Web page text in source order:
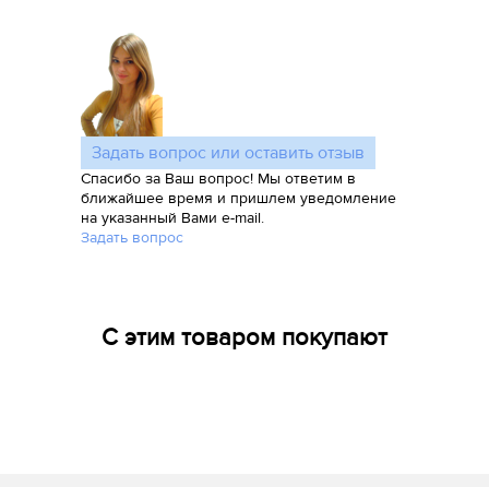
Задать вопрос или оставить отзыв
Спасибо за Ваш вопрос! Мы ответим в
ближайшее время и пришлем уведомление
на указанный Вами e-mail.
Задать вопрос
С этим товаром покупают